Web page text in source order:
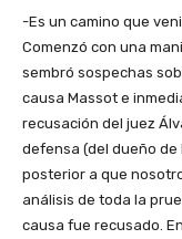
-Es un camino que
Comenzó con una
sembró sospechas
causa Massot e
recusación del juez
defensa (del dueño de
posterior a que
análisis de toda la
causa fue recusado.